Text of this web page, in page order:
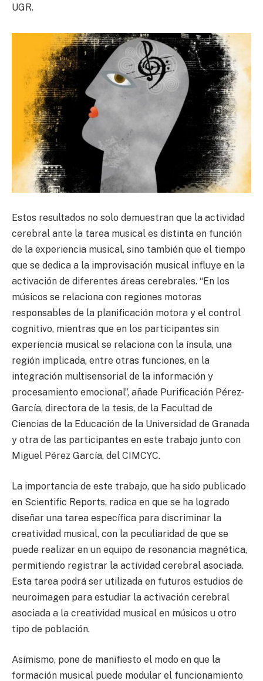
UGR.
Estos resultados no solo demuestran que la actividad
cerebral ante la tarea musical es distinta en función
de la experiencia musical, sino también que el tiempo
que se dedica a la improvisación musical influye en la
activación de diferentes áreas cerebrales. “En los
músicos se relaciona con regiones motoras
responsables de la planificación motora y el control
cognitivo, mientras que en los participantes sin
experiencia musical se relaciona con la ínsula, una
región implicada, entre otras funciones, en la
integración multisensorial de la información y
procesamiento emocional”, añade Purificación Pérez-
García, directora de la tesis, de la Facultad de
Ciencias de la Educación de la Universidad de Granada
y otra de las participantes en este trabajo junto con
Miguel Pérez García, del CIMCYC.
La importancia de este trabajo, que ha sido publicado
en Scientific Reports, radica en que se ha logrado
diseñar una tarea específica para discriminar la
creatividad musical, con la peculiaridad de que se
puede realizar en un equipo de resonancia magnética,
permitiendo registrar la actividad cerebral asociada.
Esta tarea podrá ser utilizada en futuros estudios de
neuroimagen para estudiar la activación cerebral
asociada a la creatividad musical en músicos u otro
tipo de población.
Asimismo, pone de manifiesto el modo en que la
formación musical puede modular el funcionamiento